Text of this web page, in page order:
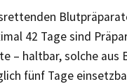
42 Tage sind
– haltbar, solche aus
fünf Tage